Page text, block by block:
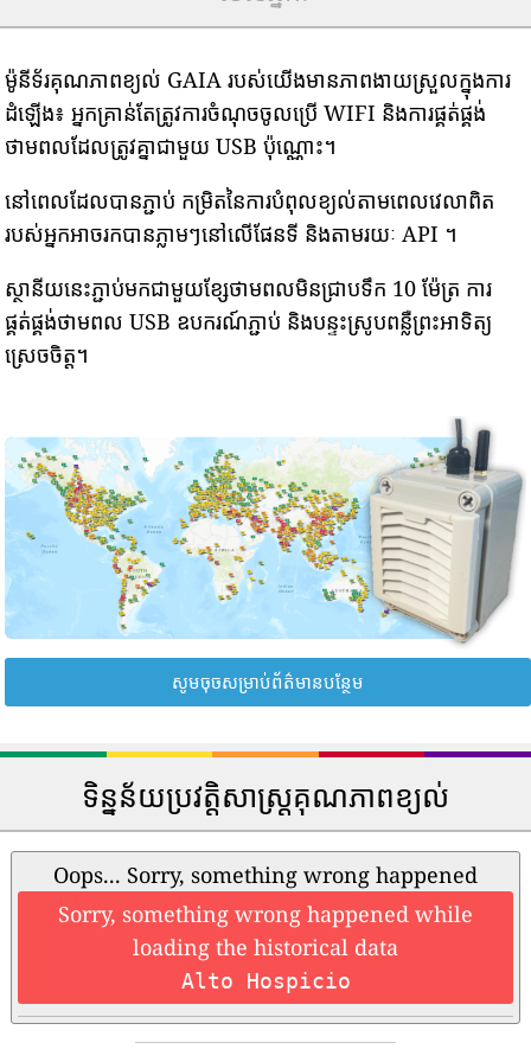
ម៉ូនីទ័រគុណភាពខ្យល់ GAIA របស់យើងមានភាពងាយស្រួលក្នុងការ
ដំឡើង៖ អ្នកគ្រាន់តែត្រូវការចំណុចចូលប្រើ WIFI និងការផ្គត់ផ្គង់
ថាមពលដែលត្រូវគ្នាជាមួយ USB ប៉ុណ្ណោះ។
នៅពេលដែលបានភ្ជាប់ កម្រិតនៃការបំពុលខ្យល់តាមពេលវេលាពិត
របស់អ្នកអាចរកបានភ្លាមៗនៅលើផែនទី និងតាមរយៈ API ។
ស្ថានីយនេះភ្ជាប់មកជាមួយខ្សែថាមពលមិនជ្រាបទឹក 10 ម៉ែត្រ ការ
ផ្គត់ផ្គង់ថាមពល USB ឧបករណ៍ភ្ជាប់ និងបន្ទះស្រូបពន្លឺព្រះអាទិត្យ
ស្រេចចិត្ត។
សូមចុចសម្រាប់ព័ត៌មានបន្ថែម
ទិន្នន័យប្រវត្តិសាស្រ្តគុណភាពខ្យល់
Oops... Sorry, something wrong happened
Sorry, something wrong happened while
loading the historical data
Alto Hospicio